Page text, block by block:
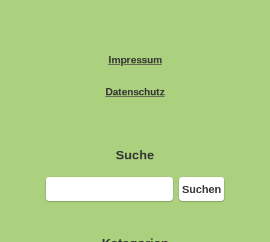
Impressum
Datenschutz
Suche
Suchen
Suchen